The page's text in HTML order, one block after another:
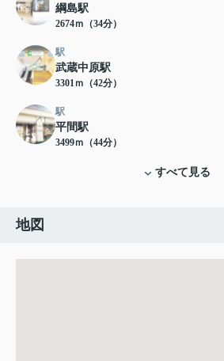
綱島駅
2674ｍ（34分）
駅
武蔵中原駅
3301ｍ（42分）
駅
平間駅
3499ｍ（44分）
すべて見る
地図